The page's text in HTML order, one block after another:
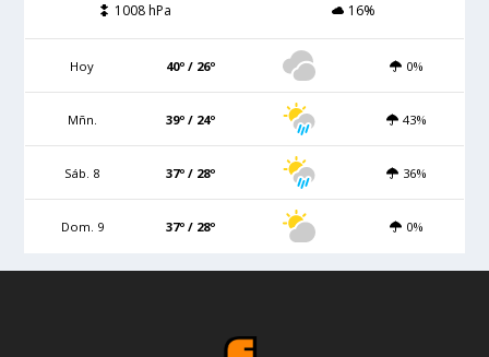
1008 hPa
16%
Hoy 40º / 26º 0%
Mñn. 39º / 24º 43%
Sáb. 8 37º / 28º 36%
Dom. 9 37º / 28º 0%